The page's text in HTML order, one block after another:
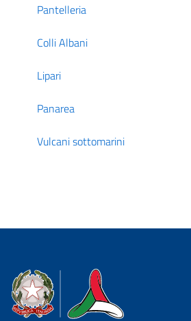
Pantelleria
Colli Albani
Lipari
Panarea
Vulcani sottomarini
Dipartimento della Protezione